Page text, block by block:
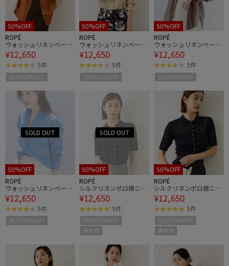
50%OFF
ROPÉ
ウォッシュリネンベーシ
ックシャツ/イージーケ
ア
¥12,650
5件
2BUY10%OFF
50%OFF
ROPÉ
ウォッシュリネンベーシ
ックシャツ/イージーケ
ア
¥12,650
5件
2BUY10%OFF
50%OFF
ROPÉ
ウォッシュリネンベーシ
ックシャツ/イージーケ
ア
¥12,650
5件
2BUY10%OFF
50%OFF
ROPÉ
ウォッシュリネンベーシ
ックシャツ/イージーケ
ア
¥12,650
5件
2BUY10%OFF
50%OFF
ROPÉ
シルクリネンポロ襟ニッ
トカーディガン/イージ
ーケア
¥12,650
5件
2BUY10%OFF
通気性
50%OFF
ROPÉ
シルクリネンポロ襟ニッ
トカーディガン/イージ
ーケア
¥12,650
5件
2BUY10%OFF
通気性